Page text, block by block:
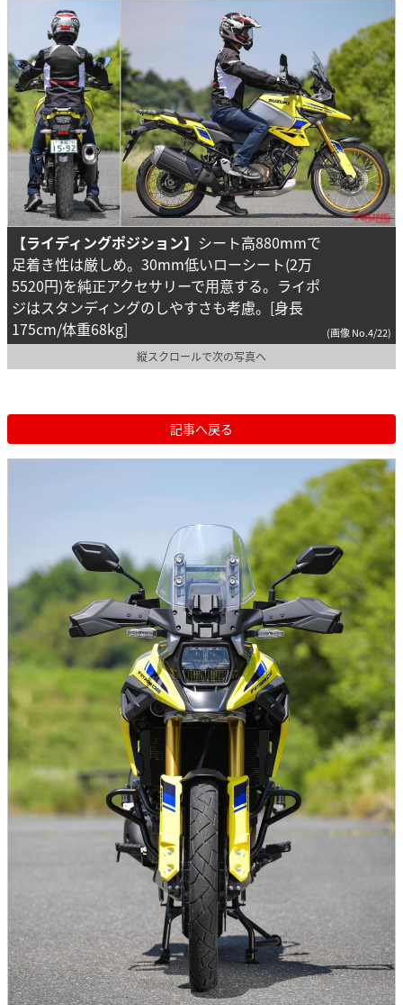
【ライディングポジション】 シート高880mmで
足着き性は厳しめ。30mm低いローシート(2万
5520円)を純正アクセサリーで用意する。ライポ
ジはスタンディングのしやすさも考慮。[身長
175cm/体重68kg]
(画像 No.4/22)
縦スクロールで次の写真へ
記事へ戻る